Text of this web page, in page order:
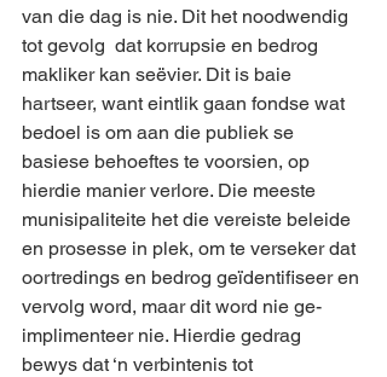
van die dag is nie. Dit het noodwendig
tot gevolg  dat korrupsie en bedrog
makliker kan seëvier. Dit is baie
hartseer, want eintlik gaan fondse wat
bedoel is om aan die publiek se
basiese behoeftes te voorsien, op
hierdie manier verlore. Die meeste
munisipaliteite het die vereiste beleide
en prosesse in plek, om te verseker dat
oortredings en bedrog geïdentifiseer en
vervolg word, maar dit word nie ge-
implimenteer nie. Hierdie gedrag
bewys dat ‘n verbintenis tot